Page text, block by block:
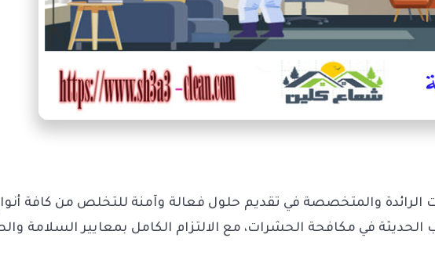
والمتخصصة في تقديم حلول فعالة وآمنة للتخلص من كافة
في مكافحة الحشرات، مع الالتزام الكامل بمعايير السلامة